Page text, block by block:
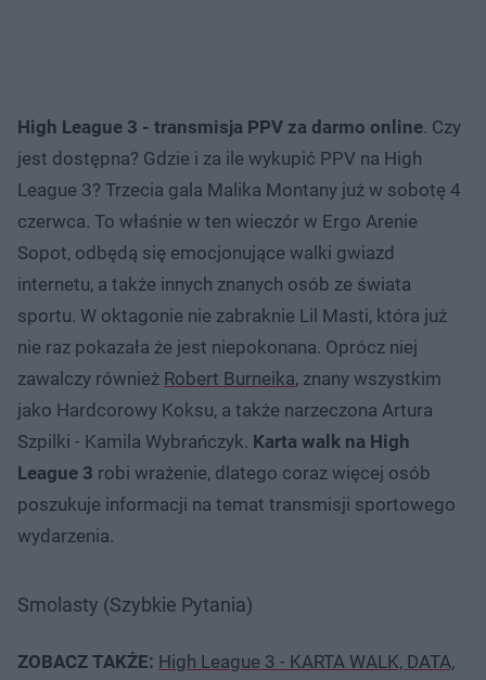
High League 3 - transmisja PPV za darmo online. Czy
jest dostępna? Gdzie i za ile wykupić PPV na High
League 3? Trzecia gala Malika Montany już w sobotę 4
czerwca. To właśnie w ten wieczór w Ergo Arenie
Sopot, odbędą się emocjonujące walki gwiazd
internetu, a także innych znanych osób ze świata
sportu. W oktagonie nie zabraknie Lil Masti, która już
nie raz pokazała że jest niepokonana. Oprócz niej
zawalczy również Robert Burneika, znany wszystkim
jako Hardcorowy Koksu, a także narzeczona Artura
Szpilki - Kamila Wybrańczyk. Karta walk na High
League 3 robi wrażenie, dlatego coraz więcej osób
poszukuje informacji na temat transmisji sportowego
wydarzenia.
Smolasty (Szybkie Pytania)
ZOBACZ TAKŻE: High League 3 - KARTA WALK, DATA,